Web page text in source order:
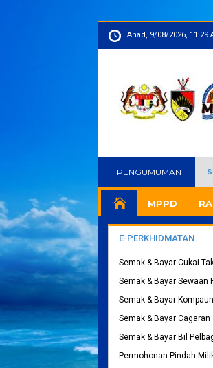
Ahad, 9/08/2026, 11:29
PENGUMUMAN
MPPD
E-PERKHIDMATAN
Semak & Bayar Cukai
Semak & Bayar Sewaan
Semak & Bayar Kompaun
Semak & Bayar Cagaran
Semak & Bayar Bil
Permohonan Pindah